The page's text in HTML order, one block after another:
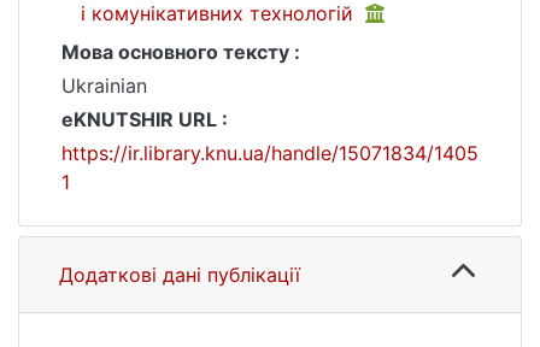
і комунікативних технологій
Мова основного тексту :
Ukrainian
eKNUTSHIR URL :
https://ir.library.knu.ua/handle/15071834/1405
1
Додаткові дані публікації